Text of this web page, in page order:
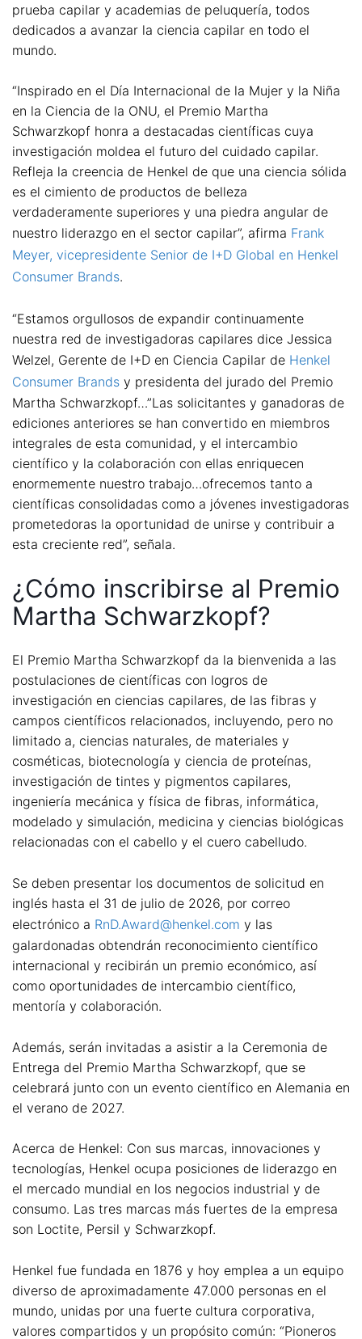
prueba capilar y academias de peluquería, todos
dedicados a avanzar la ciencia capilar en todo el
mundo.
“Inspirado en el Día Internacional de la Mujer y la Niña
en la Ciencia de la ONU, el Premio Martha
Schwarzkopf honra a destacadas científicas cuya
investigación moldea el futuro del cuidado capilar.
Refleja la creencia de Henkel de que una ciencia sólida
es el cimiento de productos de belleza
verdaderamente superiores y una piedra angular de
nuestro liderazgo en el sector capilar”, afirma Frank
Meyer, vicepresidente Senior de I+D Global en Henkel
Consumer Brands.
“Estamos orgullosos de expandir continuamente
nuestra red de investigadoras capilares dice Jessica
Welzel, Gerente de I+D en Ciencia Capilar de Henkel
Consumer Brands y presidenta del jurado del Premio
Martha Schwarzkopf…”Las solicitantes y ganadoras de
ediciones anteriores se han convertido en miembros
integrales de esta comunidad, y el intercambio
científico y la colaboración con ellas enriquecen
enormemente nuestro trabajo…ofrecemos tanto a
científicas consolidadas como a jóvenes investigadoras
prometedoras la oportunidad de unirse y contribuir a
esta creciente red”, señala.
¿Cómo inscribirse al Premio
Martha Schwarzkopf?
El Premio Martha Schwarzkopf da la bienvenida a las
postulaciones de científicas con logros de
investigación en ciencias capilares, de las fibras y
campos científicos relacionados, incluyendo, pero no
limitado a, ciencias naturales, de materiales y
cosméticas, biotecnología y ciencia de proteínas,
investigación de tintes y pigmentos capilares,
ingeniería mecánica y física de fibras, informática,
modelado y simulación, medicina y ciencias biológicas
relacionadas con el cabello y el cuero cabelludo.
Se deben presentar los documentos de solicitud en
inglés hasta el 31 de julio de 2026, por correo
electrónico a RnD.Award@henkel.com y las
galardonadas obtendrán reconocimiento científico
internacional y recibirán un premio económico, así
como oportunidades de intercambio científico,
mentoría y colaboración.
Además, serán invitadas a asistir a la Ceremonia de
Entrega del Premio Martha Schwarzkopf, que se
celebrará junto con un evento científico en Alemania en
el verano de 2027.
Acerca de Henkel: Con sus marcas, innovaciones y
tecnologías, Henkel ocupa posiciones de liderazgo en
el mercado mundial en los negocios industrial y de
consumo. Las tres marcas más fuertes de la empresa
son Loctite, Persil y Schwarzkopf.
Henkel fue fundada en 1876 y hoy emplea a un equipo
diverso de aproximadamente 47.000 personas en el
mundo, unidas por una fuerte cultura corporativa,
valores compartidos y un propósito común: “Pioneros